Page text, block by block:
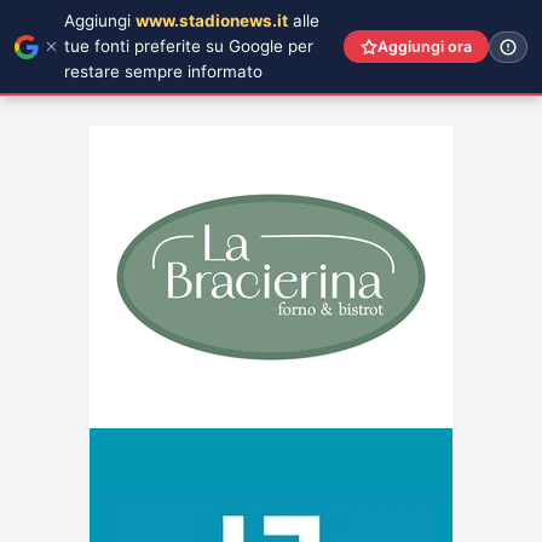
Aggiungi www.stadionews.it alle
tue fonti preferite su Google per
restare sempre informato
Aggiungi ora